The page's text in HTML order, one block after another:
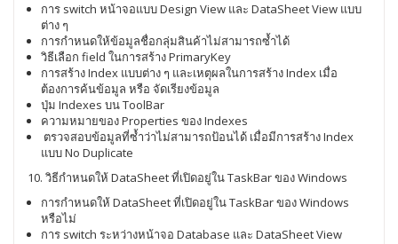
การ switch หน้าจอแบบ Design View และ DataSheet View แบบ
ต่าง ๆ
การกำหนดให้ข้อมูลชื่อกลุ่มสินค้าไม่สามารถซ้ำได้
วิธีเลือก field ในการสร้าง PrimaryKey
การสร้าง Index แบบต่าง ๆ และเหตุผลในการสร้าง Index เมื่อ
ต้องการค้นข้อมูล หรือ จัดเรียงข้อมูล
ปุ่ม Indexes บน ToolBar
ความหมายของ Properties ของ Indexes
ตรวจสอบข้อมูลที่ซ้ำว่าไม่สามารถป้อนได้ เมื่อมีการสร้าง Index
แบบ No Duplicate
10. วิธีกำหนดให้ DataSheet ที่เปิดอยู่ใน TaskBar ของ Windows
การกำหนดให้ DataSheet ที่เปิดอยู่ใน TaskBar ของ Windows
หรือไม่
การ switch ระหว่างหน้าจอ Database และ DataSheet View